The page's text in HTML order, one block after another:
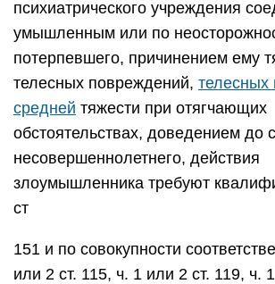
психиатрического учреждения
умышленным или по
потерпевшего, причинением ему
телесных повреждений, телесных
средней тяжести при отягчающих
обстоятельствах, доведением до
несовершеннолетнего, действия
злоумышленника требуют
ст
151 и по совокупности
или 2 ст. 115, ч. 1 или 2 ст. 119, ч.